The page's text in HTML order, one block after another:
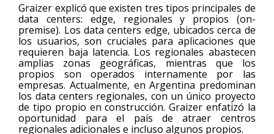
Graizer explicó que existen tres tipos principales de
data centers: edge, regionales y propios (on-
premise). Los data centers edge, ubicados cerca de
los usuarios, son cruciales para aplicaciones que
requieren baja latencia. Los regionales abastecen
amplias zonas geográficas, mientras que los
propios son operados internamente por las
empresas. Actualmente, en Argentina predominan
los data centers regionales, con un único proyecto
de tipo propio en construcción. Graizer enfatizó la
oportunidad para el país de atraer centros
regionales adicionales e incluso algunos propios.